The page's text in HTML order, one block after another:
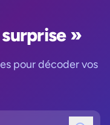
»
pour décoder vos